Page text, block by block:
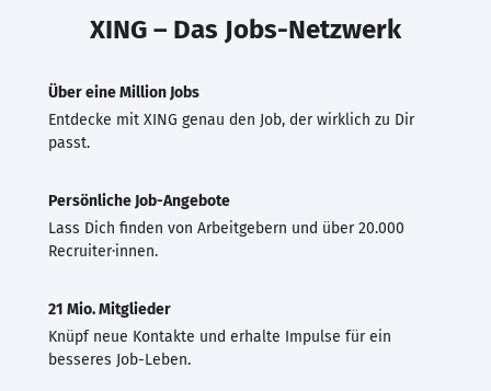
XING – Das Jobs-Netzwerk
Über eine Million Jobs
Entdecke mit XING genau den Job, der wirklich zu Dir
passt.
Persönliche Job-Angebote
Lass Dich finden von Arbeitgebern und über 20.000
Recruiter·innen.
21 Mio. Mitglieder
Knüpf neue Kontakte und erhalte Impulse für ein
besseres Job-Leben.